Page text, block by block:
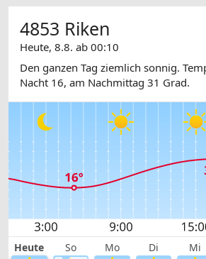
4853 Riken
Heute, 8.8. ab 00:10
Den ganzen Tag ziemlich sonnig.
Nacht 16, am Nachmittag 31 Grad.
Heute So Mo Di Mi